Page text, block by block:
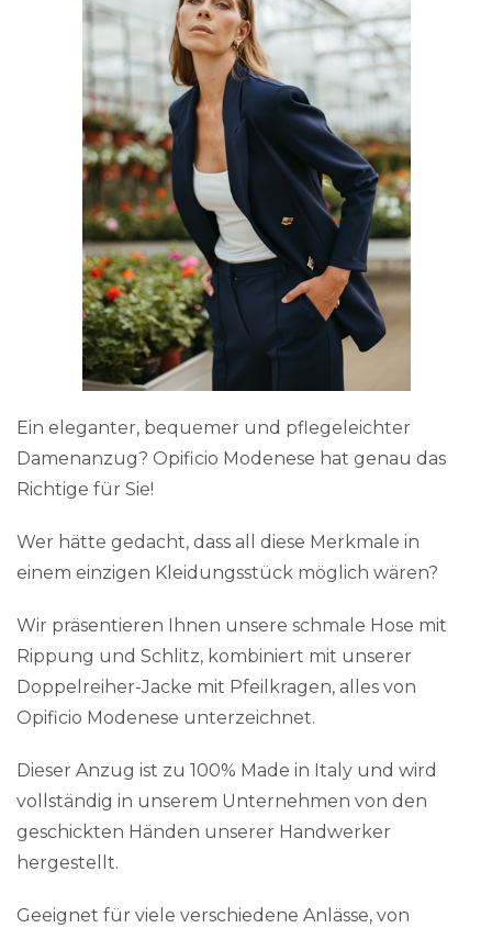
Ein eleganter, bequemer und pflegeleichter
Damenanzug? Opificio Modenese hat genau das
Richtige für Sie!
Wer hätte gedacht, dass all diese Merkmale in
einem einzigen Kleidungsstück möglich wären?
Wir präsentieren Ihnen unsere schmale Hose mit
Rippung und Schlitz, kombiniert mit unserer
Doppelreiher-Jacke mit Pfeilkragen, alles von
Opificio Modenese unterzeichnet.
Dieser Anzug ist zu 100% Made in Italy und wird
vollständig in unserem Unternehmen von den
geschickten Händen unserer Handwerker
hergestellt.
Geeignet für viele verschiedene Anlässe, von